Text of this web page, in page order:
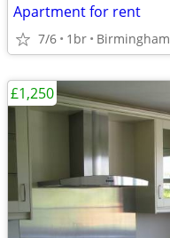
Apartment for rent
7/6 1br Birmingham
£1,250